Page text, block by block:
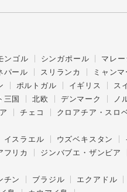
ンゴル シンガポール マレー
パール スリランカ ミャンマ
ポルトガル イギリス ス
三国 北欧 デンマーク ノ
チェコ クロアチア・スロ
イスラエル ウズベキスタン
フリカ ジンバブエ・ザンビア
チン ブラジル エクアドル